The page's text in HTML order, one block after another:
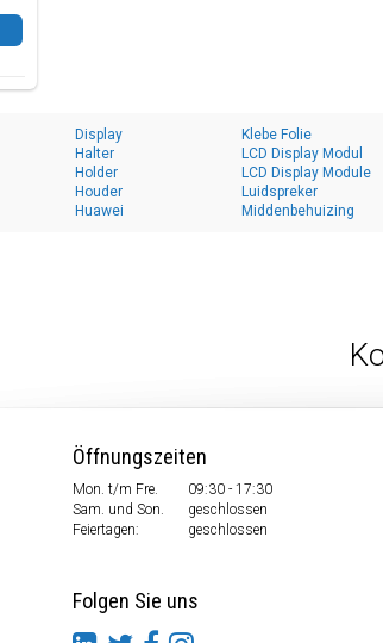
Display
Halter
Holder
Houder
Huawei
Klebe Folie
LCD Display Modul
LCD Display Module
Luidspreker
Middenbehuizing
Öffnungszeiten
Mon. t/m Fre.
09:30 - 17:30
Sam. und Son.
geschlossen
Feiertagen:
geschlossen
Folgen Sie uns